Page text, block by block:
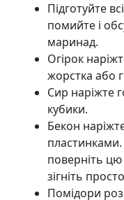
Підготуйте
помийте і
маринад.
Огірок
жорстка або
Сир наріжте
кубики.
Бекон
поверніть
зігніть
Помідори